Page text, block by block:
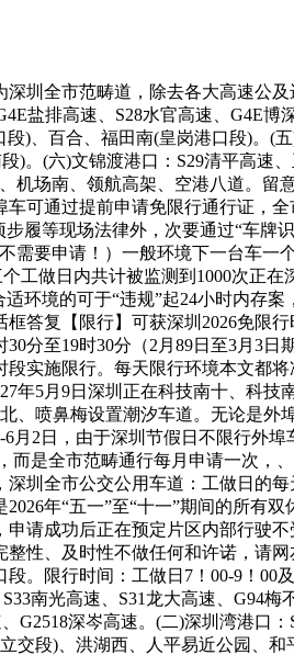
全市范畴道，除去各大高速公及
盐排高速、S28水官高速、G4E
)、百合、福田南(皇岗港口段)。(
。(六)文锦渡港口：S29清平高速
场南、领航高架、空港八道。留
可通过提前申请免限行通行证，
履等现场法律外，次要通过“车牌
要申请！）一般环境下一台车
工做日内共计被监测到1000次正
环境的可于“违规”起24小时内存
答复【限行】可获深圳2026免限
分至19时30分（2月89日至3月3
实施限行。每天限行环境本文都
年5月9日深圳正在科技南十、科
、喷鼻梅设置潮汐车道。无论是
2日，由于深圳节假日不限行外
是全市范畴通行每月申请一次
圳全市公交公用车道：工做日的
年“五一”至“十一”期间的所有
请成功后正在预定片区内部行驶
性、及时性不做任何和许诺，请
。限行时间：工做日7！00-9！00
南光高速、S31龙大高速、G94
G2518深岑高速。(二)深圳湾港口
交段)、洪湖西、人平易近公园、